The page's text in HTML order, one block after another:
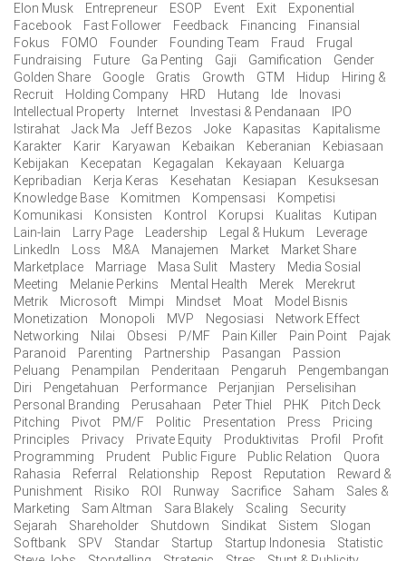
Elon Musk
Entrepreneur ESOP Event Exit
Exponential
Facebook
Fast Follower Feedback Financing
Finansial
Fokus
FOMO Founder Founding Team Fraud
Frugal
Fundraising
Future Ga Penting Gaji Gamification
Gender
Golden Share
Google Gratis Growth GTM Hidup
Hiring &
Recruit
Holding Company HRD Hutang Ide
Inovasi
Intellectual Property
Internet Investasi & Pendanaan
IPO
Istirahat
Jack Ma Jeff Bezos Joke Kapasitas
Kapitalisme
Karakter
Karir Karyawan Kebaikan Keberanian
Kebiasaan
Kebijakan
Kecepatan Kegagalan Kekayaan
Keluarga
Kepribadian
Kerja Keras Kesehatan Kesiapan
Kesuksesan
Knowledge Base
Komitmen Kompensasi
Kompetisi
Komunikasi
Konsisten Kontrol Korupsi Kualitas
Kutipan
Lain-lain
Larry Page Leadership Legal & Hukum
Leverage
LinkedIn
Loss M&A Manajemen Market
Market Share
Marketplace
Marriage Masa Sulit Mastery
Media Sosial
Meeting
Melanie Perkins Mental Health Merek
Merekrut
Metrik
Microsoft Mimpi Mindset Moat
Model Bisnis
Monetization
Monopoli MVP Negosiasi
Network Effect
Networking
Nilai Obsesi P/MF Pain Killer Pain Point
Pajak
Paranoid
Parenting Partnership Pasangan
Passion
Peluang
Penampilan Penderitaan Pengaruh
Pengembangan
Diri
Pengetahuan Performance Perjanjian
Perselisihan
Personal Branding
Perusahaan Peter Thiel PHK
Pitch Deck
Pitching
Pivot PM/F Politic Presentation Press
Pricing
Principles
Privacy Private Equity Produktivitas Profil
Profit
Programming
Prudent Public Figure Public Relation
Quora
Rahasia
Referral Relationship Repost Reputation
Reward &
Punishment
Risiko ROI Runway Sacrifice Saham
Sales &
Marketing
Sam Altman Sara Blakely Scaling
Security
Sejarah
Shareholder Shutdown Sindikat Sistem
Slogan
Softbank
SPV Standar Startup Startup Indonesia
Statistic